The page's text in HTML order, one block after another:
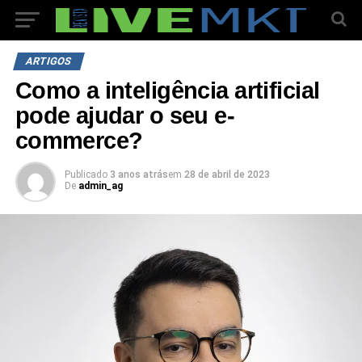
ARTIGOS
Como a inteligência artificial
pode ajudar o seu e-
commerce?
Publicado 3 anos atrásem 28 de abril de 2023
De admin_ag